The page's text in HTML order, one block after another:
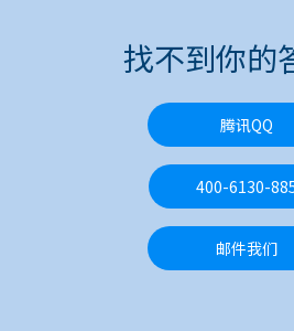
找不到你的
腾讯QQ
400-6130-
邮件我们